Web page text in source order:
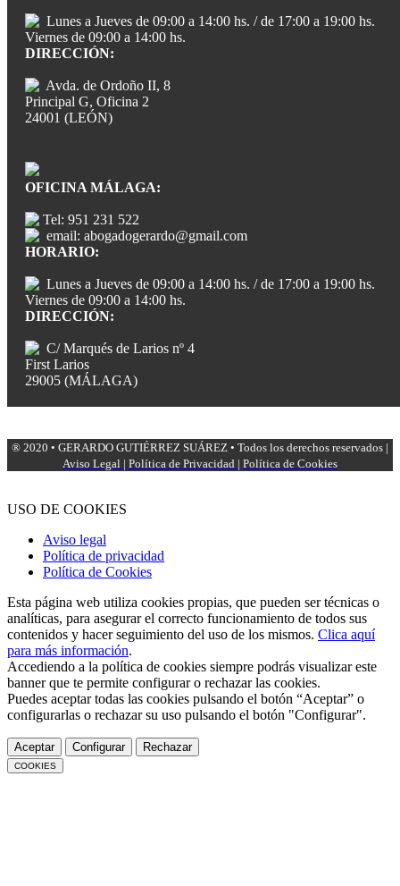
Lunes a Jueves de 09:00 a 14:00 hs. / de 17:00 a 19:00 hs.
Viernes de 09:00 a 14:00 hs.
DIRECCIÓN:
Avda. de Ordoño II, 8
Principal G, Oficina 2
24001 (LEÓN)
OFICINA MÁLAGA:
Tel: 951 231 522
email: abogadogerardo@gmail.com
HORARIO:
Lunes a Jueves de 09:00 a 14:00 hs. / de 17:00 a 19:00 hs.
Viernes de 09:00 a 14:00 hs.
DIRECCIÓN:
C/ Marqués de Larios nº 4
First Larios
29005 (MÁLAGA)
® 2020 • GERARDO GUTIÉRREZ SUÁREZ • Todos los derechos reservados |
Aviso Legal | Política de Privacidad | Política de Cookies
USO DE COOKIES
Aviso legal
Política de privacidad
Política de Cookies
Esta página web utiliza cookies propias, que pueden ser técnicas o
analíticas, para asegurar el correcto funcionamiento de todos sus
contenidos y hacer seguimiento del uso de los mismos. Clica aquí
para más información.
Accediendo a la política de cookies siempre podrás visualizar este
banner que te permite configurar o rechazar las cookies.
Puedes aceptar todas las cookies pulsando el botón “Aceptar” o
configurarlas o rechazar su uso pulsando el botón "Configurar".
Aceptar Configurar Rechazar
COOKIES